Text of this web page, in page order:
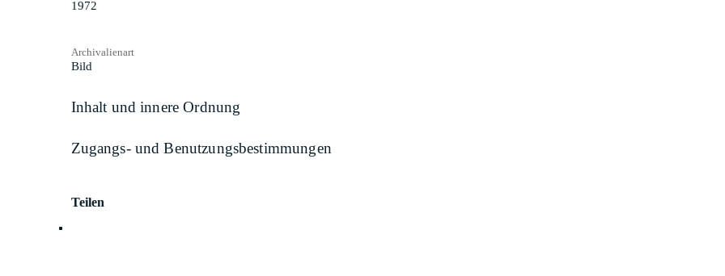
1972
Archivalienart
Bild
Inhalt und innere Ordnung
Zugangs- und Benutzungsbestimmungen
Teilen